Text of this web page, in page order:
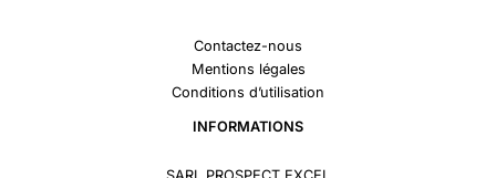
Contactez-nous
Mentions légales
Conditions d’utilisation
INFORMATIONS